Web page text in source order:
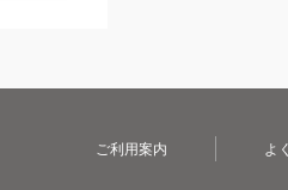
ご利用案内 よ